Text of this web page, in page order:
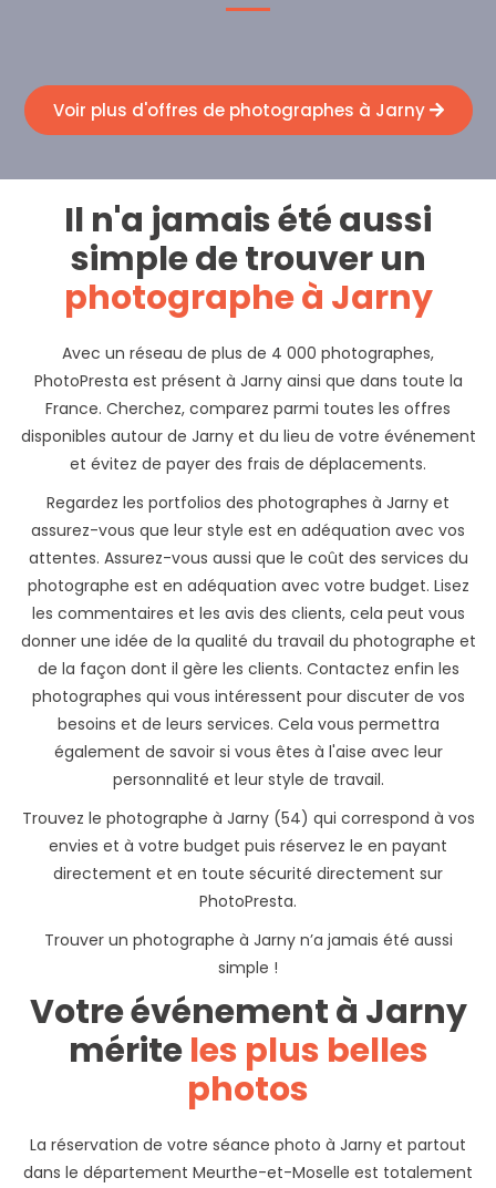
Voir plus d'offres de photographes à Jarny
Il n'a jamais été aussi
simple de trouver un
photographe à Jarny
Avec un réseau de plus de 4 000 photographes,
PhotoPresta est présent à Jarny ainsi que dans toute la
France. Cherchez, comparez parmi toutes les offres
disponibles autour de Jarny et du lieu de votre événement
et évitez de payer des frais de déplacements.
Regardez les portfolios des photographes à Jarny et
assurez-vous que leur style est en adéquation avec vos
attentes. Assurez-vous aussi que le coût des services du
photographe est en adéquation avec votre budget. Lisez
les commentaires et les avis des clients, cela peut vous
donner une idée de la qualité du travail du photographe et
de la façon dont il gère les clients. Contactez enfin les
photographes qui vous intéressent pour discuter de vos
besoins et de leurs services. Cela vous permettra
également de savoir si vous êtes à l'aise avec leur
personnalité et leur style de travail.
Trouvez le photographe à Jarny (54) qui correspond à vos
envies et à votre budget puis réservez le en payant
directement et en toute sécurité directement sur
PhotoPresta.
Trouver un photographe à Jarny n’a jamais été aussi
simple !
Votre événement à Jarny
mériteles plus belles
photos
La réservation de votre séance photo à Jarny et partout
dans le département Meurthe-et-Moselle est totalement